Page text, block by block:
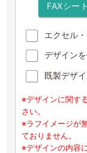
FAXシー
エクセル
デザイン
既製デザ
※デザインに関す
さい。
※ラフイメージが
ておりません。
※デザインの内容